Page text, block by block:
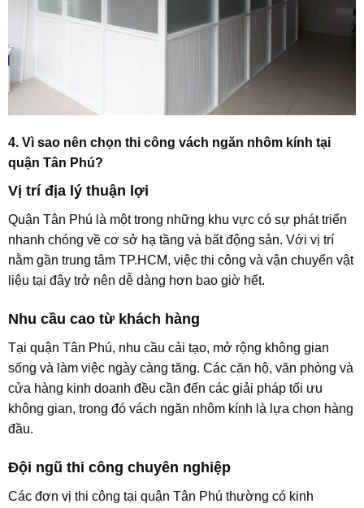
4. Vì sao nên chọn thi công vách ngăn nhôm kính tại
quận Tân Phú?
Vị trí địa lý thuận lợi
Quận Tân Phú là một trong những khu vực có sự phát triển
nhanh chóng về cơ sở hạ tầng và bất động sản. Với vị trí
nằm gần trung tâm TP.HCM, việc thi công và vận chuyển vật
liệu tại đây trở nên dễ dàng hơn bao giờ hết.
Nhu cầu cao từ khách hàng
Tại quận Tân Phú, nhu cầu cải tạo, mở rộng không gian
sống và làm việc ngày càng tăng. Các căn hộ, văn phòng và
cửa hàng kinh doanh đều cần đến các giải pháp tối ưu
không gian, trong đó vách ngăn nhôm kính là lựa chọn hàng
đầu.
Đội ngũ thi công chuyên nghiệp
Các đơn vị thi công tại quận Tân Phú thường có kinh